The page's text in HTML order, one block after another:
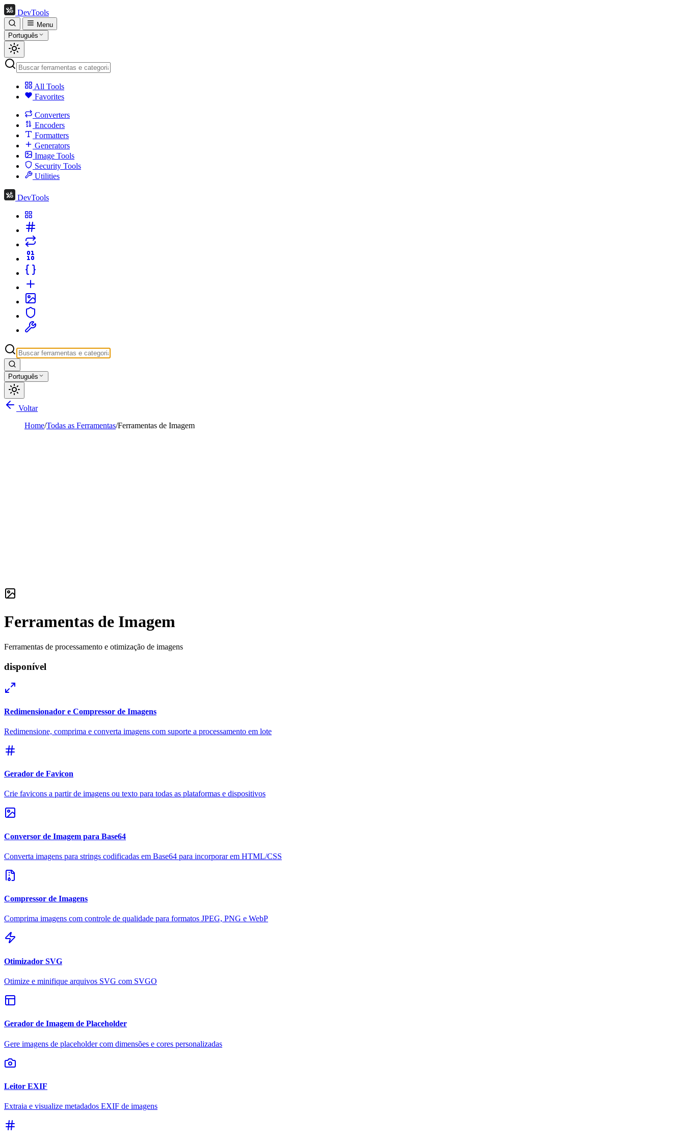
DevTools
Menu
Português
All Tools
Favorites
Converters
Encoders
Formatters
Generators
Image Tools
Security Tools
Utilities
DevTools
Português
Voltar
Home/Todas as Ferramentas/Ferramentas de Imagem
Ferramentas de Imagem
Ferramentas de processamento e otimização de imagens
disponível
Redimensionador e Compressor de Imagens
Redimensione, comprima e converta imagens com suporte a processamento em lote
Gerador de Favicon
Crie favicons a partir de imagens ou texto para todas as plataformas e dispositivos
Conversor de Imagem para Base64
Converta imagens para strings codificadas em Base64 para incorporar em HTML/CSS
Compressor de Imagens
Comprima imagens com controle de qualidade para formatos JPEG, PNG e WebP
Otimizador SVG
Otimize e minifique arquivos SVG com SVGO
Gerador de Imagem de Placeholder
Gere imagens de placeholder com dimensões e cores personalizadas
Leitor EXIF
Extraia e visualize metadados EXIF de imagens